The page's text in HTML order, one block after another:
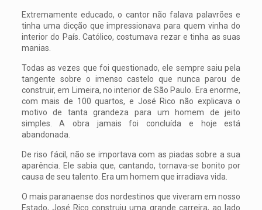
Extremamente educado, o cantor não falava palavrões e
tinha uma dicção que impressionava para quem vinha do
interior do País. Católico, costumava rezar e tinha as suas
manias.
Todas as vezes que foi questionado, ele sempre saiu pela
tangente sobre o imenso castelo que nunca parou de
construir, em Limeira, no interior de São Paulo. Era enorme,
com mais de 100 quartos, e José Rico não explicava o
motivo de tanta grandeza para um homem de jeito
simples. A obra jamais foi concluída e hoje está
abandonada.
De riso fácil, não se importava com as piadas sobre a sua
aparência. Ele sabia que, cantando, tornava-se bonito por
causa de seu talento. Era um homem que irradiava vida.
O mais paranaense dos nordestinos que viveram em nosso
Estado, José Rico construiu uma grande carreira, ao lado